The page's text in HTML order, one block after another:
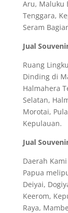
Aru, Maluku
Tenggara,
Seram
Jual
Ruang
Dinding di
Halmahera
Selatan,
Morotai,
Kepulauan.
Jual
Daerah
Papua
Deiyai,
Keerom,
Raya,